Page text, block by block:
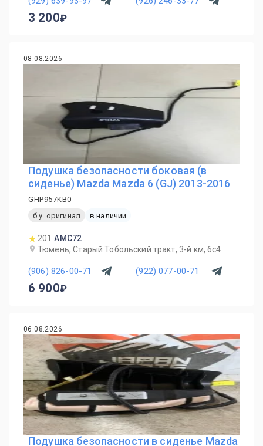
3 200
08.08.2026
Подушка безопасности боковая (в
сиденье) Mazda Mazda 6 (GJ) 2013-2016
GHP957KB0
б.у. оригинал
в наличии
201 AMC72
Тюмень, Старый Тобольский тракт, 3-й км, 6с4
(906) 826-00-71 (922) 077-00-71
6 900
06.08.2026
Подушка безопасности в сиденье Mazda